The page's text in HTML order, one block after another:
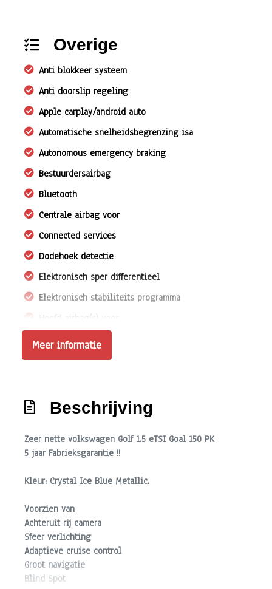
Overige
Anti blokkeer systeem
Anti doorslip regeling
Apple carplay/android auto
Automatische snelheidsbegrenzing isa
Autonomous emergency braking
Bestuurdersairbag
Bluetooth
Centrale airbag voor
Connected services
Dodehoek detectie
Elektronisch sper differentieel
Elektronisch stabiliteits programma
Hoofd airbag(s) voor
Keyless start
Kruisend verkeer detectie
Passagiersairbag
Schakelpaddles
Zij airbag(s) voor
Interieur
Achterbank in delen neerklapbaar
Airco automatisch
Aluminium interieur afwerking
Meer informatie
Beschrijving
Zeer nette volkswagen Golf 1.5 eTSI Goal 150 PK
5 jaar Fabrieksgarantie !!
Kleur: Crystal Ice Blue Metallic.
Voorzien van
Achteruit rij camera
Sfeer verlichting
Adaptieve cruise control
Groot navigatie
Blind Spot